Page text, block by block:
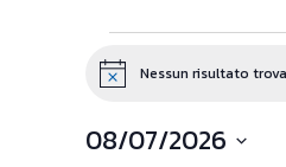
Eventi
NoticeNessun risultato
08/07/2026